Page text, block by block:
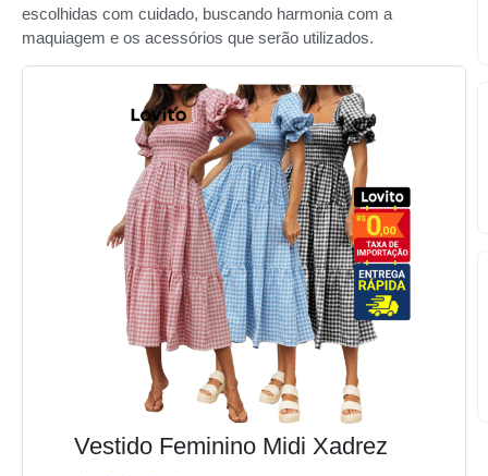
escolhidas com cuidado, buscando harmonia com a
maquiagem e os acessórios que serão utilizados.
Vestido Feminino Midi Xadrez